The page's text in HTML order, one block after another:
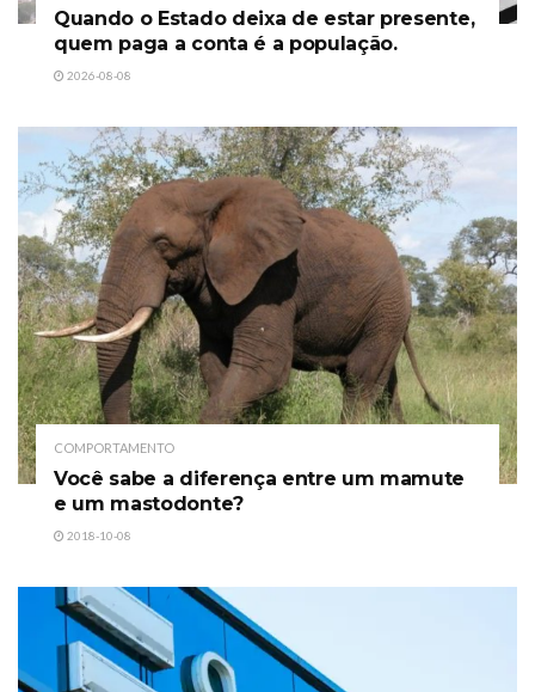
Quando o Estado deixa de estar presente,
quem paga a conta é a população.
2026-08-08
COMPORTAMENTO
Você sabe a diferença entre um mamute
e um mastodonte?
2018-10-08